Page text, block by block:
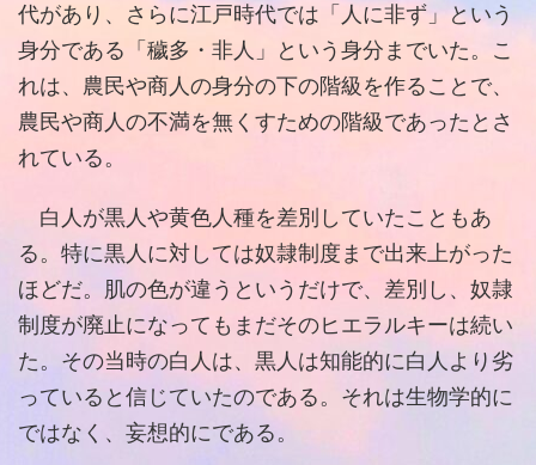
代があり、さらに江戸時代では「人に非ず」という
身分である「穢多・非人」という身分までいた。こ
れは、農民や商人の身分の下の階級を作ることで、
農民や商人の不満を無くすための階級であったとさ
れている。
白人が黒人や黄色人種を差別していたこともあ
る。特に黒人に対しては奴隷制度まで出来上がった
ほどだ。肌の色が違うというだけで、差別し、奴隷
制度が廃止になってもまだそのヒエラルキーは続い
た。その当時の白人は、黒人は知能的に白人より劣
っていると信じていたのである。それは生物学的に
ではなく、妄想的にである。